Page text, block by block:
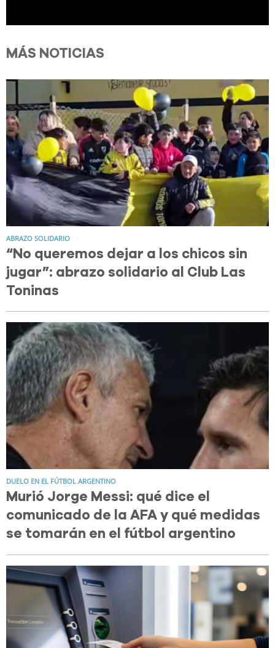
MÁS NOTICIAS
ABRAZO SOLIDARIO
“No queremos dejar a los chicos sin
jugar”: abrazo solidario al Club Las
Toninas
DUELO EN EL FÚTBOL ARGENTINO
Murió Jorge Messi: qué dice el
comunicado de la AFA y qué medidas
se tomarán en el fútbol argentino